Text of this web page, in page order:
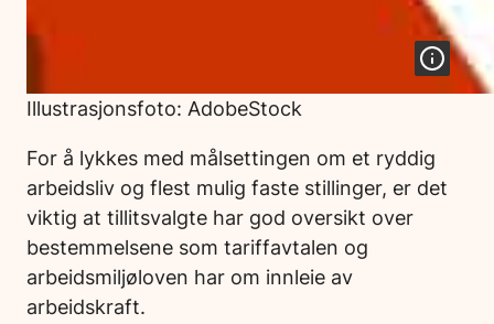
Illustrasjonsfoto: AdobeStock
For å lykkes med målsettingen om et ryddig
arbeidsliv og flest mulig faste stillinger, er det
viktig at tillitsvalgte har god oversikt over
bestemmelsene som tariffavtalen og
arbeidsmiljøloven har om innleie av
arbeidskraft.